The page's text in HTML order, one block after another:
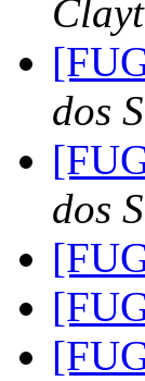
dos
dos